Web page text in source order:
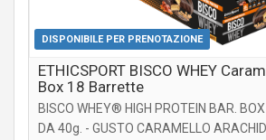
DISPONIBILE PER PRENOTAZIONE
ETHICSPORT BISCO WHEY
Box 18 Barrette
BISCO WHEY® HIGH PROTEIN BAR.
DA 40g. - GUSTO CARAMELLO